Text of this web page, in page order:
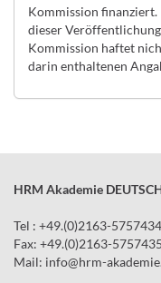
Kommission
dieser
Kommission haftet
darin enthaltenen
HRM Akademie
Tel : +49.(0)2163-5757434
Fax: +49.(0)2163-5757435
Mail: info@hrm-